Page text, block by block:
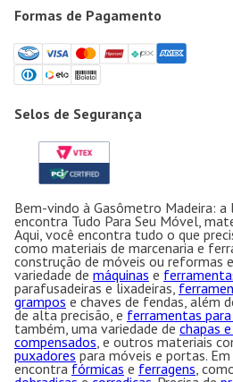
Formas de Pagamento
Selos de Segurança
Bem-vindo à Gasômetro Madeira:
encontra Tudo Para Seu Móvel,
Aqui, você encontra tudo o que
como materiais de marcenaria e
construção de móveis ou reformas
variedade de máquinas e
parafusadeiras e lixadeiras,
grampos e chaves de fendas, além
de alta precisão, e ferramentas
também, uma variedade de chapas
compensados, e outros materiais
puxadores para móveis e portas.
encontra fórmicas e ferragens,